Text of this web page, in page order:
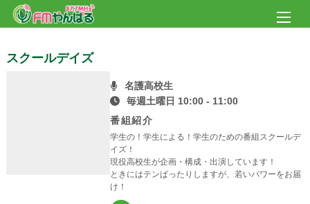
スクールデイズ
名護高校生
毎週土曜日 10:00 - 11:00
番組紹介
学生の！学生による！学生のための番組スクールデ
イズ！
現役高校生が企画・構成・出演しています！
ときにはテンぱったりしますが、若いパワーをお届
け！